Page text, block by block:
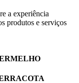
a experiência
produtos e serviços